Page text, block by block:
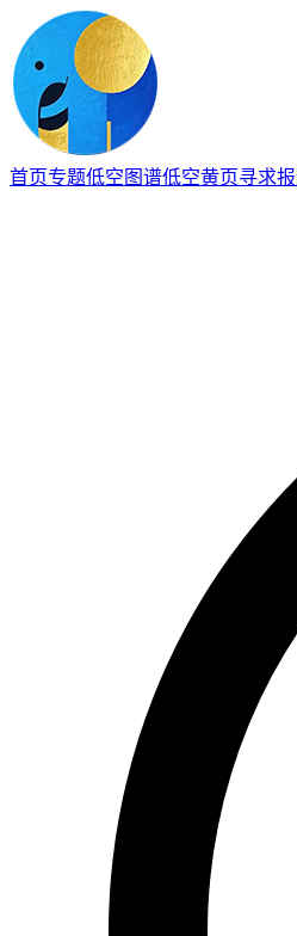
首页专题低空图谱低空黄页寻求